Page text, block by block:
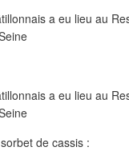
de cassis :